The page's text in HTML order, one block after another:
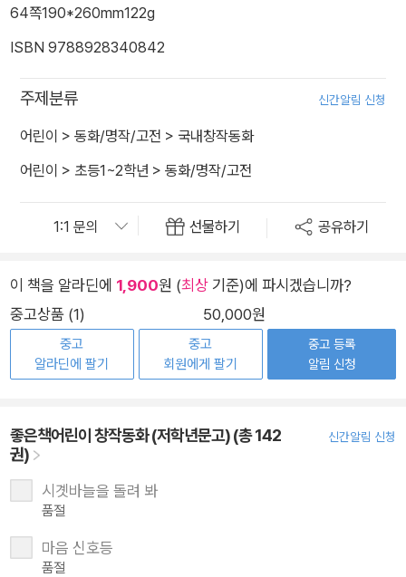
64쪽190*260mm122g
ISBN 9788928340842
주제분류 신간알림 신청
어린이 > 동화/명작/고전 > 국내창작동화
어린이 > 초등1~2학년 > 동화/명작/고전
선물하기 공유하기
이 책을 알라딘에 1,900원 (최상 기준)에 파시겠습니까?
중고상품 (1) 50,000원
중고
알라딘에 팔기
중고
회원에게 팔기
중고 등록
알림 신청
좋은책어린이 창작동화 (저학년문고) (총 142
권)
신간알림 신청
시곗바늘을 돌려 봐
품절
마음 신호등
품절